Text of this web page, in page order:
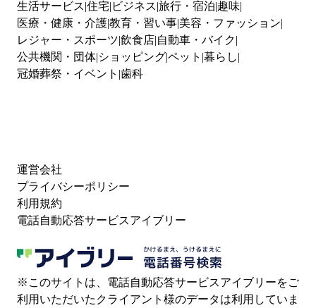
生活サービス 住宅 ビジネス 旅行・宿泊 趣味
医療・健康・介護教育・習い事 美容・ファッション
レジャー・スポーツ 飲食店 自動車・バイク
公共機関・団体 ショッピングペット 暮らし
冠婚葬祭・イベント 歯科
運営会社
プライバシーポリシー
利用規約
電話自動応答サービスアイブリー
※このサイトは、電話自動応答サービスアイブリーをご
利用いただいたクライアント様のデータは利用していま